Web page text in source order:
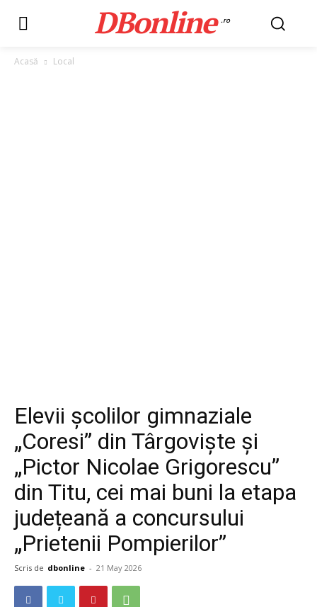
DBonline .ro
Acasă Local
Elevii școlilor gimnaziale
„Coresi” din Târgoviște și
„Pictor Nicolae Grigorescu”
din Titu, cei mai buni la etapa
județeană a concursului
„Prietenii Pompierilor”
Scris de dbonline - 21 May 2026